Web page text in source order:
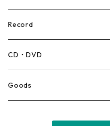
Record
Mento,Calypso,Ballad
Ska
CD・DVD
Goods